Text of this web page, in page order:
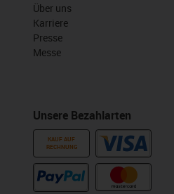
Über uns
Karriere
Presse
Messe
Unsere Bezahlarten
KAUF AUF
RECHNUNG